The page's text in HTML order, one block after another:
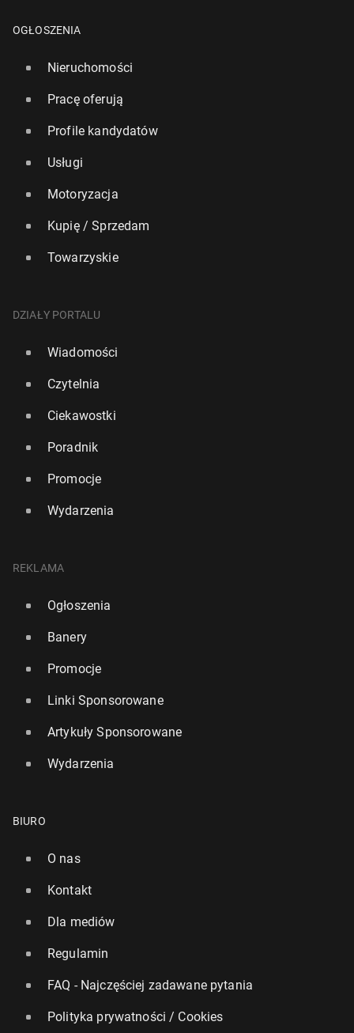
OGŁOSZENIA
Nieruchomości
Pracę oferują
Profile kandydatów
Usługi
Motoryzacja
Kupię / Sprzedam
Towarzyskie
DZIAŁY PORTALU
Wiadomości
Czytelnia
Ciekawostki
Poradnik
Promocje
Wydarzenia
REKLAMA
Ogłoszenia
Banery
Promocje
Linki Sponsorowane
Artykuły Sponsorowane
Wydarzenia
BIURO
O nas
Kontakt
Dla mediów
Regulamin
FAQ - Najczęściej zadawane pytania
Polityka prywatności / Cookies